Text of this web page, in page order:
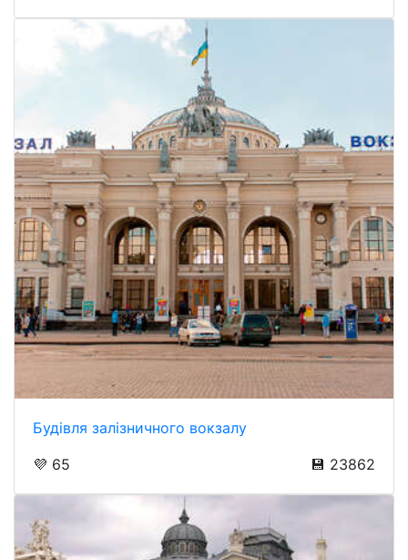
Будівля залізничного вокзалу
💜 65
💾 23862